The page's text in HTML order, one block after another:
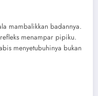
mambalikkan badannya.
menampar pipiku.
menyetubuhinya bukan